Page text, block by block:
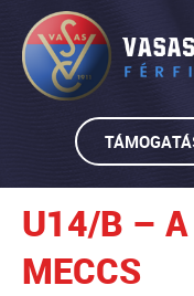
U14/B – A
MECCS